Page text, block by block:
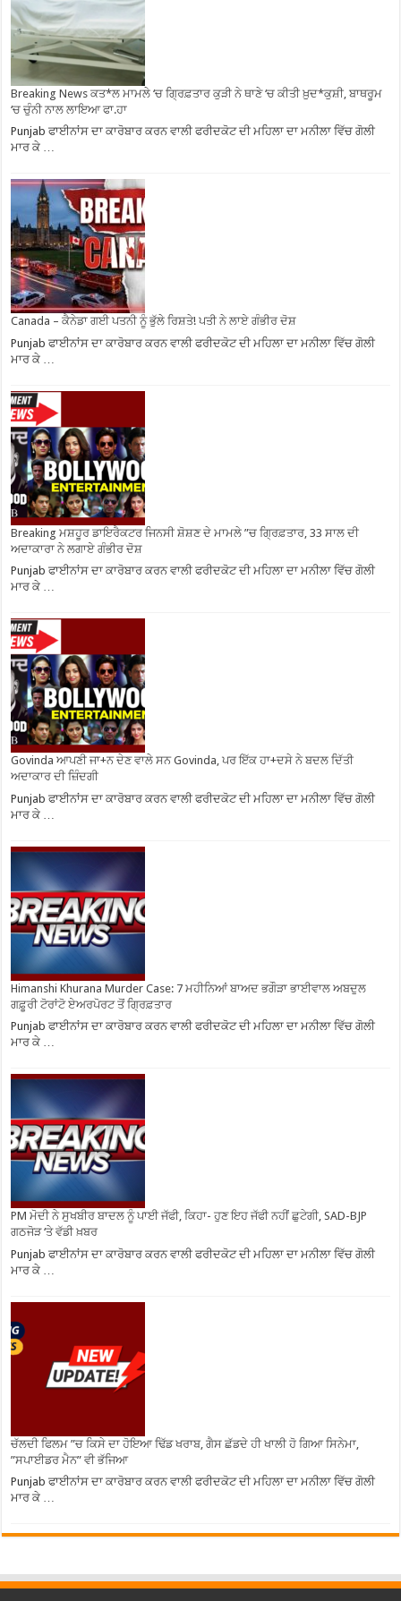
Breaking News ਕਤ*ਲ ਮਾਮਲੇ ‘ਚ ਗ੍ਰਿਫ਼ਤਾਰ ਕੁੜੀ ਨੇ ਥਾਣੇ ‘ਚ ਕੀਤੀ ਖ਼ੁਦ*ਕੁਸ਼ੀ, ਬਾਥਰੂਮ
‘ਚ ਚੁੰਨੀ ਨਾਲ ਲਾਇਆ ਫਾ.ਹਾ
Punjab ਫਾਈਨਾਂਸ ਦਾ ਕਾਰੋਬਾਰ ਕਰਨ ਵਾਲੀ ਫਰੀਦਕੋਟ ਦੀ ਮਹਿਲਾ ਦਾ ਮਨੀਲਾ ਵਿੱਚ ਗੋਲੀ
ਮਾਰ ਕੇ …
Canada – ਕੈਨੇਡਾ ਗਈ ਪਤਨੀ ਨੂੰ ਭੁੱਲੇ ਰਿਸ਼ਤੇ! ਪਤੀ ਨੇ ਲਾਏ ਗੰਭੀਰ ਦੋਸ਼
Punjab ਫਾਈਨਾਂਸ ਦਾ ਕਾਰੋਬਾਰ ਕਰਨ ਵਾਲੀ ਫਰੀਦਕੋਟ ਦੀ ਮਹਿਲਾ ਦਾ ਮਨੀਲਾ ਵਿੱਚ ਗੋਲੀ
ਮਾਰ ਕੇ …
Breaking ਮਸ਼ਹੂਰ ਡਾਇਰੈਕਟਰ ਜਿਨਸੀ ਸ਼ੋਸ਼ਣ ਦੇ ਮਾਮਲੇ ”ਚ ਗ੍ਰਿਫ਼ਤਾਰ, 33 ਸਾਲ ਦੀ
ਅਦਾਕਾਰਾ ਨੇ ਲਗਾਏ ਗੰਭੀਰ ਦੋਸ਼
Punjab ਫਾਈਨਾਂਸ ਦਾ ਕਾਰੋਬਾਰ ਕਰਨ ਵਾਲੀ ਫਰੀਦਕੋਟ ਦੀ ਮਹਿਲਾ ਦਾ ਮਨੀਲਾ ਵਿੱਚ ਗੋਲੀ
ਮਾਰ ਕੇ …
Govinda ਆਪਣੀ ਜਾ+ਨ ਦੇਣ ਵਾਲੇ ਸਨ Govinda, ਪਰ ਇੱਕ ਹਾ+ਦਸੇ ਨੇ ਬਦਲ ਦਿੱਤੀ
ਅਦਾਕਾਰ ਦੀ ਜ਼ਿੰਦਗੀ
Punjab ਫਾਈਨਾਂਸ ਦਾ ਕਾਰੋਬਾਰ ਕਰਨ ਵਾਲੀ ਫਰੀਦਕੋਟ ਦੀ ਮਹਿਲਾ ਦਾ ਮਨੀਲਾ ਵਿੱਚ ਗੋਲੀ
ਮਾਰ ਕੇ …
Himanshi Khurana Murder Case: 7 ਮਹੀਨਿਆਂ ਬਾਅਦ ਭਗੌੜਾ ਭਾਈਵਾਲ ਅਬਦੁਲ
ਗਫ਼ੂਰੀ ਟੋਰਾਂਟੋ ਏਅਰਪੋਰਟ ਤੋਂ ਗ੍ਰਿਫ਼ਤਾਰ
Punjab ਫਾਈਨਾਂਸ ਦਾ ਕਾਰੋਬਾਰ ਕਰਨ ਵਾਲੀ ਫਰੀਦਕੋਟ ਦੀ ਮਹਿਲਾ ਦਾ ਮਨੀਲਾ ਵਿੱਚ ਗੋਲੀ
ਮਾਰ ਕੇ …
PM ਮੋਦੀ ਨੇ ਸੁਖਬੀਰ ਬਾਦਲ ਨੂੰ ਪਾਈ ਜੱਫੀ, ਕਿਹਾ- ਹੁਣ ਇਹ ਜੱਫੀ ਨਹੀਂ ਛੁਟੇਗੀ, SAD-BJP
ਗਠਜੋੜ ‘ਤੇ ਵੱਡੀ ਖ਼ਬਰ
Punjab ਫਾਈਨਾਂਸ ਦਾ ਕਾਰੋਬਾਰ ਕਰਨ ਵਾਲੀ ਫਰੀਦਕੋਟ ਦੀ ਮਹਿਲਾ ਦਾ ਮਨੀਲਾ ਵਿੱਚ ਗੋਲੀ
ਮਾਰ ਕੇ …
ਚੱਲਦੀ ਫਿਲਮ ”ਚ ਕਿਸੇ ਦਾ ਹੋਇਆ ਢਿੱਡ ਖਰਾਬ, ਗੈਸ ਛੱਡਦੇ ਹੀ ਖਾਲੀ ਹੋ ਗਿਆ ਸਿਨੇਮਾ,
”ਸਪਾਈਡਰ ਮੈਨ” ਵੀ ਭੱਜਿਆ
Punjab ਫਾਈਨਾਂਸ ਦਾ ਕਾਰੋਬਾਰ ਕਰਨ ਵਾਲੀ ਫਰੀਦਕੋਟ ਦੀ ਮਹਿਲਾ ਦਾ ਮਨੀਲਾ ਵਿੱਚ ਗੋਲੀ
ਮਾਰ ਕੇ …